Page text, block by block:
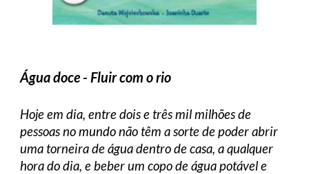
Água doce - Fluir com o rio
Hoje em dia, entre dois e três mil milhões de
pessoas no mundo não têm a sorte de poder abrir
uma torneira de água dentro de casa, a qualquer
hora do dia, e beber um copo de água potável e